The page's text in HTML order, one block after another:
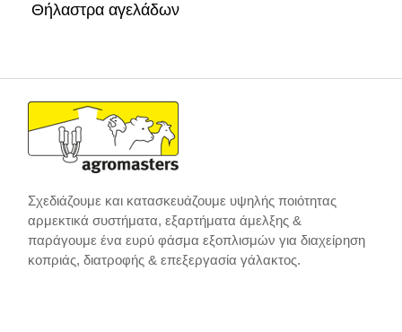
Θήλαστρα αγελάδων
Σχεδιάζουμε και κατασκευάζουμε υψηλής ποιότητας
αρμεκτικά συστήματα, εξαρτήματα άμελξης &
παράγουμε ένα ευρύ φάσμα εξοπλισμών για διαχείρηση
κοπριάς, διατροφής & επεξεργασία γάλακτος.